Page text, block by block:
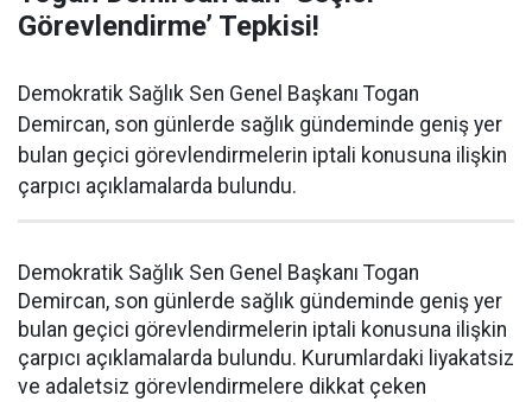
Görevlendirme’ Tepkisi!
Demokratik Sağlık Sen Genel Başkanı Togan
Demircan, son günlerde sağlık gündeminde geniş yer
bulan geçici görevlendirmelerin iptali konusuna ilişkin
çarpıcı açıklamalarda bulundu.
Demokratik Sağlık Sen Genel Başkanı Togan
Demircan, son günlerde sağlık gündeminde geniş yer
bulan geçici görevlendirmelerin iptali konusuna ilişkin
çarpıcı açıklamalarda bulundu. Kurumlardaki liyakatsiz
ve adaletsiz görevlendirmelere dikkat çeken